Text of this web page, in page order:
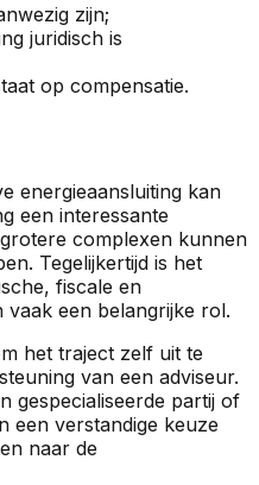
zijn;
juridisch is
op compensatie.
energieaansluiting kan
een interessante
complexen kunnen
Tegelijkertijd is het
fiscale en
vaak een belangrijke rol.
het traject zelf uit te
van een adviseur.
gespecialiseerde partij of
een verstandige keuze
naar de